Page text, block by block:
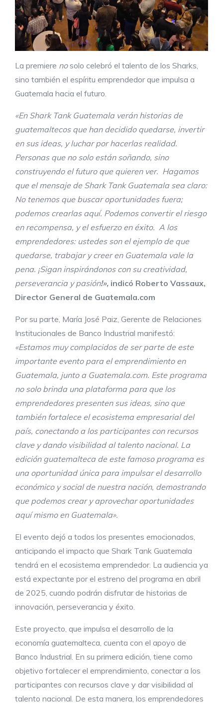
La premiere nosolo celebró el talento de los Sharks,
sino también el espíritu emprendedor que impulsa a
Guatemala hacia el futuro.
«En Shark Tank Guatemala verán historias de
guatemaltecos que han decidido quedarse, invertir
en sus ideas, y luchar por hacerlas realidad.
Personas que no solo están soñando, sino
construyendo el futuro que quieren ver. Hagamos
que el mensaje de Shark Tank Guatemala sea claro:
No tenemos que buscar oportunidades fuera;
podemos crearlas aquí. Podemos convertir el riesgo
en recompensa, y el esfuerzo en éxito. A los
emprendedores: ustedes son el ejemplo de que
quedarse, trabajar y creer en Guatemala vale la
pena. ¡Sigan inspirándonos con su creatividad,
perseverancia y pasión!», indicó Roberto Vassaux,
Director General de Guatemala.com
Por su parte, María José Paiz, Gerente de Relaciones
Institucionales de Banco Industrial manifestó:
«Estamos muy complacidos de ser parte de este
importante evento para el emprendimiento en
Guatemala, junto a Guatemala.com. Este programa
no solo brinda una plataforma para que los
emprendedores presenten sus ideas, sino que
también fortalece el ecosistema empresarial del
país, conectando a los participantes con recursos
clave y dando visibilidad al talento nacional. La
edición guatemalteca de este famoso programa es
una oportunidad única para impulsar el desarrollo
económico y social de nuestra nación, demostrando
que podemos crear y aprovechar oportunidades
aquí mismo en Guatemala».
El evento dejó a todos los presentes emocionados,
anticipando el impacto que Shark Tank Guatemala
tendrá en el ecosistema emprendedor. La audiencia ya
está expectante por el estreno del programa en abril
de 2025, cuando podrán disfrutar de historias de
innovación, perseverancia y éxito.
Este proyecto, que impulsa el desarrollo de la
economía guatemalteca, cuenta con el apoyo de
Banco Industrial. En su primera edición, tiene como
objetivo fortalecer el emprendimiento, conectar a los
participantes con recursos clave y dar visibilidad al
talento nacional. De esta manera, los emprendedores